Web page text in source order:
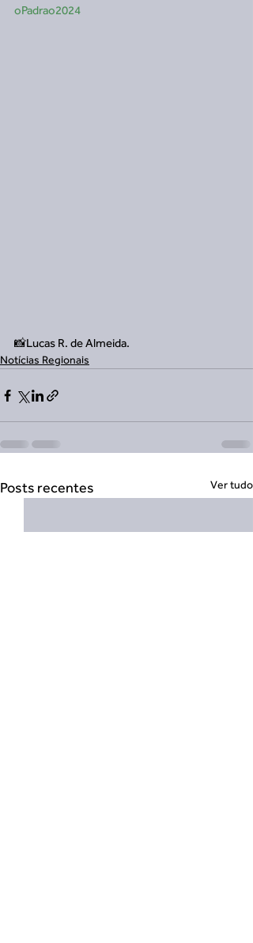
oPadrao2024
📸Lucas R. de Almeida.
Notícias Regionais
Posts recentes Ver tudo